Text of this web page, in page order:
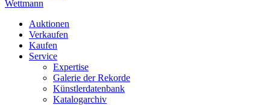
Wettmann
Auktionen
Verkaufen
Kaufen
Service
Expertise
Galerie der Rekorde
Künstlerdatenbank
Katalogarchiv